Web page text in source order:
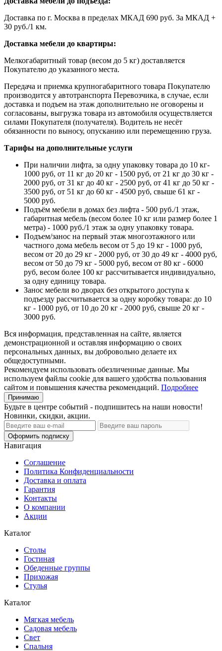
Доставка по г. Москва в пределах МКАД 690 руб. За МКАД +
30 руб./1 км.
Доставка мебели до квартиры:
Мелкогабаритный товар (весом до 5 кг) доставляется
Покупателю до указанного места.
Передача и приемка крупногабаритного товара Покупателю
производится у автотранспорта Перевозчика, в случае, если
доставка и подъем на этаж дополнительно не оговорены и
согласованы, выгрузка товара из автомобиля осуществляется
силами Покупателя (получателя). Водитель не несёт
обязанности по выносу, опусканию или перемещению груза.
Тарифы на дополнительные услуги
При наличии лифта, за одну упаковку товара до 10 кг-
1000 руб, от 11 кг до 20 кг - 1500 руб, от 21 кг до 30 кг -
2000 руб, от 31 кг до 40 кг - 2500 руб, от 41 кг до 50 кг -
3500 руб, от 51 кг до 60 кг - 4500 руб, свыше 61 кг -
5000 руб.
Подъём мебели в домах без лифта - 500 руб./1 этаж,
габаритная мебель (весом более 10 кг или размер более 1
метра) - 1000 руб./1 этаж за одну упаковку товара.
Подъем/занос на первый этаж многоэтажного или
частного дома мебель весом от 5 до 19 кг - 1000 руб,
весом от 20 до 29 кг - 2000 руб, от 30 до 49 кг - 4000 руб,
весом от 50 до 79 кг - 5000 руб, весом от 80 кг - 6000
руб, весом более 100 кг рассчитывается индивидуально,
за одну единицу товара.
Занос мебели во дворах без открытого доступа к
подъезду рассчитывается за одну коробку товара: до 10
кг - 1000 руб, от 10 до 20 кг - 2000 руб, свыше 20 кг -
3000 руб.
Вся информация, представленная на сайте, является
демонстрационной и оставляя информацию о своих
персональных данных, вы добровольно делаете их
общедоступными.
Рекомендуем использовать обезличенные данные. Мы
используем файлы cookie для вашего удобства пользования
сайтом и повышения качества рекомендаций. Подробнее
Принимаю
Будьте в центре событий - подпишитесь на наши новости!
Новинки, скидки, акции.
Оформить подписку
Навигация
Соглашение
Политика Конфиденциальности
Доставка и оплата
Гарантия
Контакты
О компании
Акции
Каталог
Cтолы
Гостиная
Обеденные группы
Прихожая
Стулья
Каталог
Мягкая мебель
Садовая мебель
Свет
Спальня